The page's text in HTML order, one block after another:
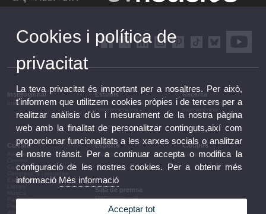
Institucional
Institucional
Estudis
Estudis i formació
Recerca
Recerca, innovació i
Cultura
Arts escèniques
Conferències i debats
Congressos i jornades
Exposicions
Patrimoni
Esports
Esports
Campus
Campus
Sala de premsa
UVComunicació
Notes de premsa
Agenda de govern
Cookies i política de
privacitat
La teva privacitat és important per a nosaltres. Per això,
t'informem que utilitzem cookies pròpies i de tercers per a
realitzar anàlisis d'ús i mesurament de la nostra pàgina
web amb la finalitat de personalitzar continguts,així com
proporcionar funcionalitats a les xarxes socials o analitzar
el nostre trànsit. Per a continuar accepta o modifica la
configuració de les nostres cookies. Per a obtenir més
informació Més informació
Acceptar tot